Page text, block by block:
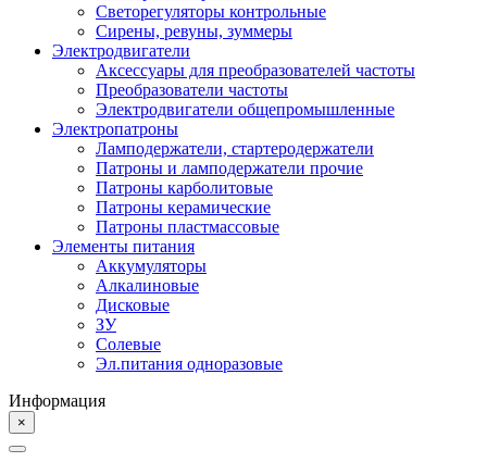
Светорегуляторы контрольные
Сирены, ревуны, зуммеры
Электродвигатели
Аксессуары для преобразователей частоты
Преобразователи частоты
Электродвигатели общепромышленные
Электропатроны
Ламподержатели, стартеродержатели
Патроны и ламподержатели прочие
Патроны карболитовые
Патроны керамические
Патроны пластмассовые
Элементы питания
Аккумуляторы
Алкалиновые
Дисковые
ЗУ
Солевые
Эл.питания одноразовые
Информация
×